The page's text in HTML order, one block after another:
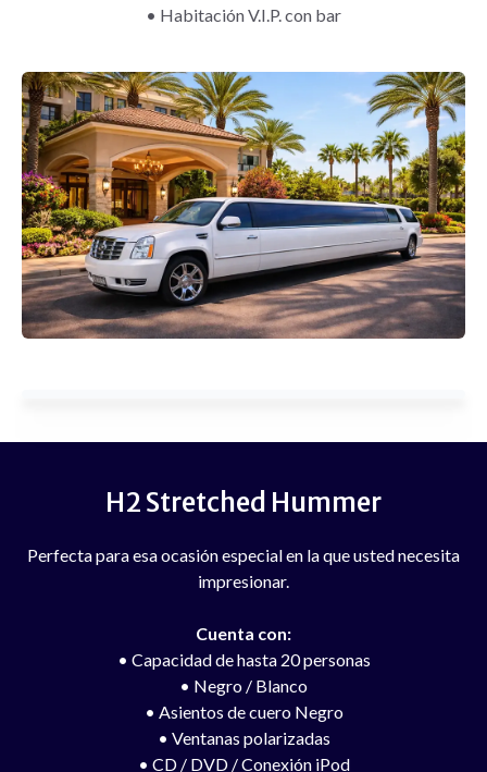
• Habitación V.I.P. con bar
H2 Stretched Hummer
Perfecta para esa ocasión especial en la que usted necesita
impresionar.
Cuenta con:
• Capacidad de hasta 20 personas
• Negro / Blanco
• Asientos de cuero Negro
• Ventanas polarizadas
• CD / DVD / Conexión iPod